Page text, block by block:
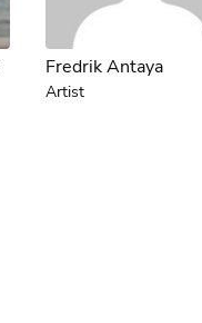
Fredrik Antaya
Artist